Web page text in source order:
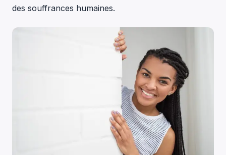
des souffrances humaines.